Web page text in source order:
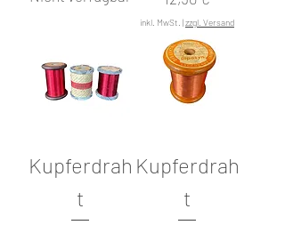
inkl. MwSt. |zzgl. Versand
Kupferdrah
t
Kupferdrah
t